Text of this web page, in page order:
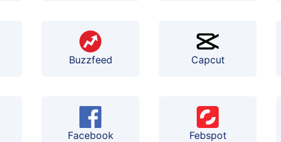
Buzzfeed Capcut
Facebook Febspot